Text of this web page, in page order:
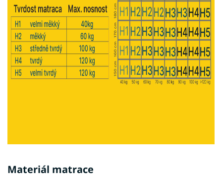
Materiál matrace